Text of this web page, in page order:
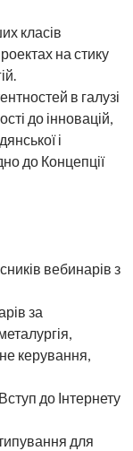
класів
на стику
в галузі
до інновацій,
і
до Концепції
вебинарів з
за
керування,
до Інтернету
для